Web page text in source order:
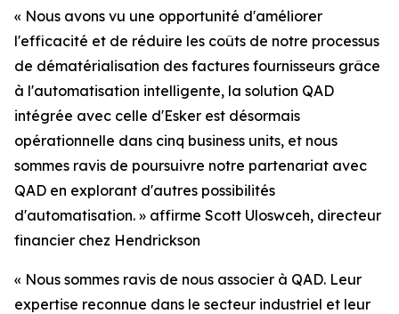
« Nous avons vu une opportunité d'améliorer
l'efficacité et de réduire les coûts de notre processus
de dématérialisation des factures fournisseurs grâce
à l'automatisation intelligente, la solution QAD
intégrée avec celle d'Esker est désormais
opérationnelle dans cinq business units, et nous
sommes ravis de poursuivre notre partenariat avec
QAD en explorant d'autres possibilités
d'automatisation. » affirme Scott Uloswceh, directeur
financier chez Hendrickson
« Nous sommes ravis de nous associer à QAD. Leur
expertise reconnue dans le secteur industriel et leur